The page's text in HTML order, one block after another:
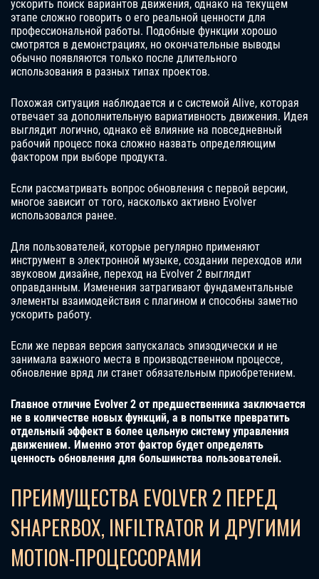
ускорить поиск вариантов движения, однако на текущем
этапе сложно говорить о его реальной ценности для
профессиональной работы. Подобные функции хорошо
смотрятся в демонстрациях, но окончательные выводы
обычно появляются только после длительного
использования в разных типах проектов.
Похожая ситуация наблюдается и с системой Alive, которая
отвечает за дополнительную вариативность движения. Идея
выглядит логично, однако её влияние на повседневный
рабочий процесс пока сложно назвать определяющим
фактором при выборе продукта.
Если рассматривать вопрос обновления с первой версии,
многое зависит от того, насколько активно Evolver
использовался ранее.
Для пользователей, которые регулярно применяют
инструмент в электронной музыке, создании переходов или
звуковом дизайне, переход на Evolver 2 выглядит
оправданным. Изменения затрагивают фундаментальные
элементы взаимодействия с плагином и способны заметно
ускорить работу.
Если же первая версия запускалась эпизодически и не
занимала важного места в производственном процессе,
обновление вряд ли станет обязательным приобретением.
Главное отличие Evolver 2 от предшественника заключается
не в количестве новых функций, а в попытке превратить
отдельный эффект в более цельную систему управления
движением. Именно этот фактор будет определять
ценность обновления для большинства пользователей.
ПРЕИМУЩЕСТВА EVOLVER 2 ПЕРЕД
SHAPERBOX, INFILTRATOR И ДРУГИМИ
MOTION-ПРОЦЕССОРАМИ